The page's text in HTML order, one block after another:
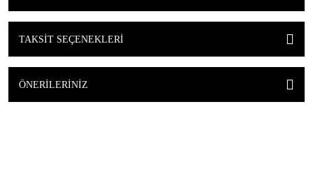
TAKSIT SEÇENEKLERI
ÖNERILERINIZ